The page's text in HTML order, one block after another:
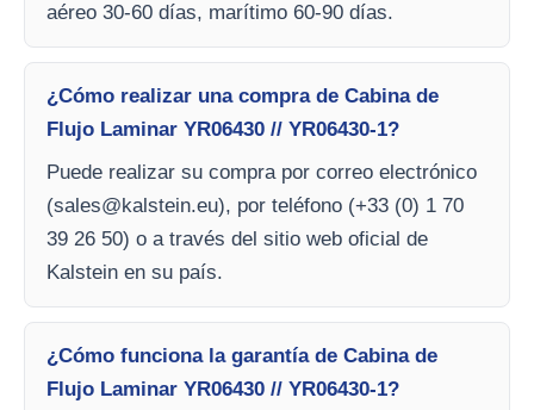
aéreo 30-60 días, marítimo 60-90 días.
¿Cómo realizar una compra de Cabina de
Flujo Laminar YR06430 // YR06430-1?
Puede realizar su compra por correo electrónico
(sales@kalstein.eu), por teléfono (+33 (0) 1 70
39 26 50) o a través del sitio web oficial de
Kalstein en su país.
¿Cómo funciona la garantía de Cabina de
Flujo Laminar YR06430 // YR06430-1?